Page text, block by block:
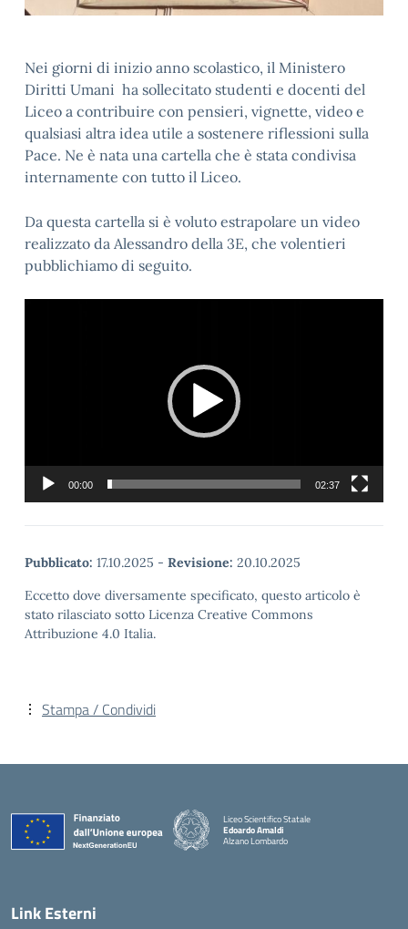
Nei giorni di inizio anno scolastico, il Ministero
Diritti Umani ha sollecitato studenti e docenti del
Liceo a contribuire con pensieri, vignette, video e
qualsiasi altra idea utile a sostenere riflessioni sulla
Pace. Ne è nata una cartella che è stata condivisa
internamente con tutto il Liceo.
Da questa cartella si è voluto estrapolare un video
realizzato da Alessandro della 3E, che volentieri
pubblichiamo di seguito.
00:00 02:37
Pubblicato: 17.10.2025 - Revisione: 20.10.2025
Eccetto dove diversamente specificato, questo articolo è
stato rilasciato sotto Licenza Creative Commons
Attribuzione 4.0 Italia.
Stampa / Condividi
Liceo Scientifico Statale
Edoardo Amaldi
Alzano Lombardo
Link Esterni